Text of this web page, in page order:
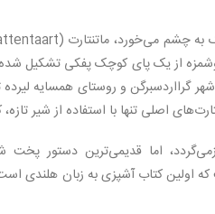
از یک پای کوچک پفکی تشکیل شده که
گرااردسبرگن و روستای همسایه
اصلی تنها با استفاده از شیر